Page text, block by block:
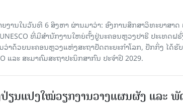
ງານໃນວັນທີ 6 ສິງຫາ ຜ່ານມາວ່າ: ອົງການສຶກສາວິທະຍາສາດ
ທີ່ມີສຳນັກງານໃຫຍ່ຕັ້ງຢູ່ນະຄອນ​ຫຼວງປາຣີ ປະເທດຝຣັ່
າດ້ວຍນະຄອນຫຼວງແຫ່ງສະຖາປັດຕະຍະກຳໂລກ, ປັກກິ່ງ ໄດ້ຮັ
ແລະ ສະມາ​ຄົມສະຖາປະນິກສາກົນ ປະຈຳປີ 2029.
ຽນ​ແປງ​ໃໝ່​ວຽກ​ງານ​ວາງ​ແຜນ​ຜັງ ແລະ ​ພັ